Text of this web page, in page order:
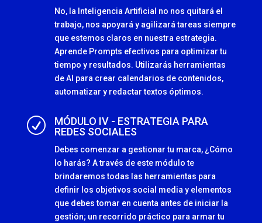
No, la Inteligencia Artificial no nos quitará el
trabajo, nos apoyará y agilizará tareas siempre
que estemos claros en nuestra estrategia.
Aprende Prompts efectivos para optimizar tu
tiempo y resultados. Utilizarás herramientas
de AI para crear calendarios de contenidos,
automatizar y redactar textos óptimos.
R
MÓDULO IV - ESTRATEGIA PARA
REDES SOCIALES
Debes comenzar a gestionar tu marca, ¿Cómo
lo harás? A través de este módulo te
brindaremos todas las herramientas para
definir los objetivos social media y elementos
que debes tomar en cuenta antes de iniciar la
gestión; un recorrido práctico para armar tu